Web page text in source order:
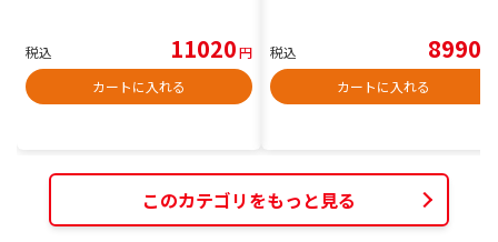
税込 11020円
カートに入れる
税込 8990
カートに入れる
このカテゴリをもっと見る